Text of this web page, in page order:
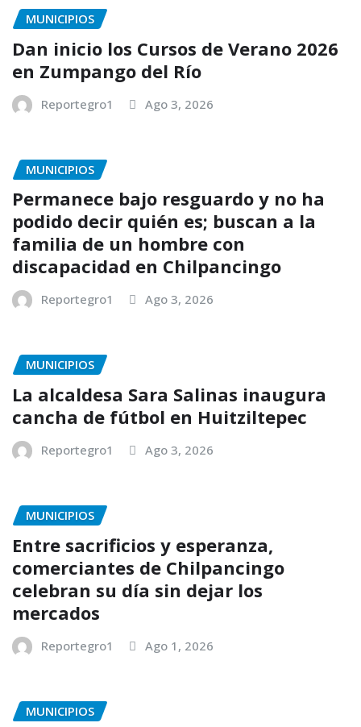
MUNICIPIOS
Dan inicio los Cursos de Verano 2026
en Zumpango del Río
Reportegro1 Ago 3, 2026
MUNICIPIOS
Permanece bajo resguardo y no ha
podido decir quién es; buscan a la
familia de un hombre con
discapacidad en Chilpancingo
Reportegro1 Ago 3, 2026
MUNICIPIOS
La alcaldesa Sara Salinas inaugura
cancha de fútbol en Huitziltepec
Reportegro1 Ago 3, 2026
MUNICIPIOS
Entre sacrificios y esperanza,
comerciantes de Chilpancingo
celebran su día sin dejar los
mercados
Reportegro1 Ago 1, 2026
MUNICIPIOS